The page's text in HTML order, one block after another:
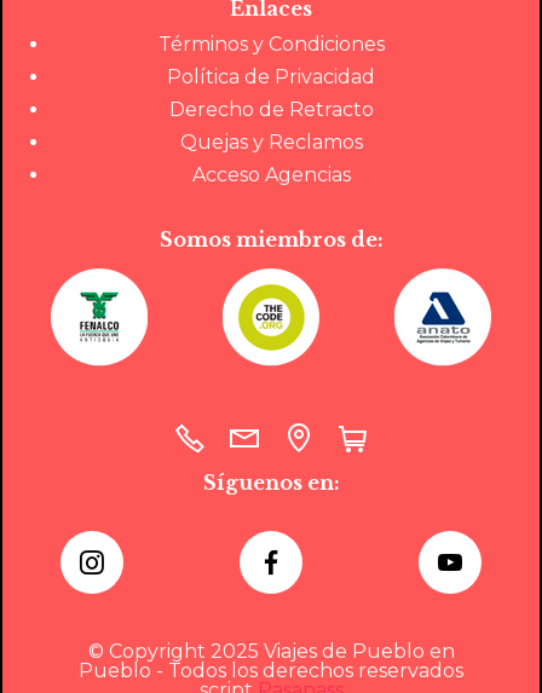
Enlaces
Términos y Condiciones
Política de Privacidad
Derecho de Retracto
Quejas y Reclamos
Acceso Agencias
Somos miembros de:
Síguenos en:
© Copyright 2025 Viajes de Pueblo en
Pueblo - Todos los derechos reservados